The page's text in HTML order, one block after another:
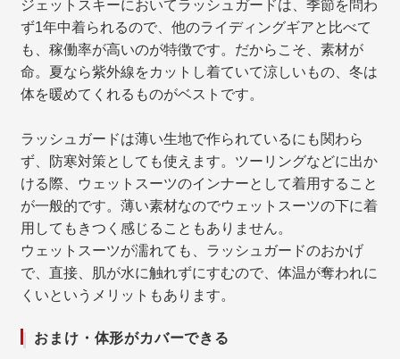
ジェットスキーにおいてラッシュガードは、季節を問わ
ず1年中着られるので、他のライディングギアと比べて
も、稼働率が高いのが特徴です。だからこそ、素材が
命。夏なら紫外線をカットし着ていて涼しいもの、冬は
体を暖めてくれるものがベストです。
ラッシュガードは薄い生地で作られているにも関わら
ず、防寒対策としても使えます。ツーリングなどに出か
ける際、ウェットスーツのインナーとして着用すること
が一般的です。薄い素材なのでウェットスーツの下に着
用してもきつく感じることもありません。
ウェットスーツが濡れても、ラッシュガードのおかげ
で、直接、肌が水に触れずにすむので、体温が奪われに
くいというメリットもあります。
おまけ・体形がカバーできる